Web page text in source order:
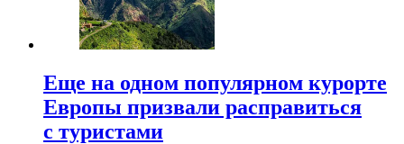
Еще на одном популярном курорте
Европы призвали расправиться
с туристами